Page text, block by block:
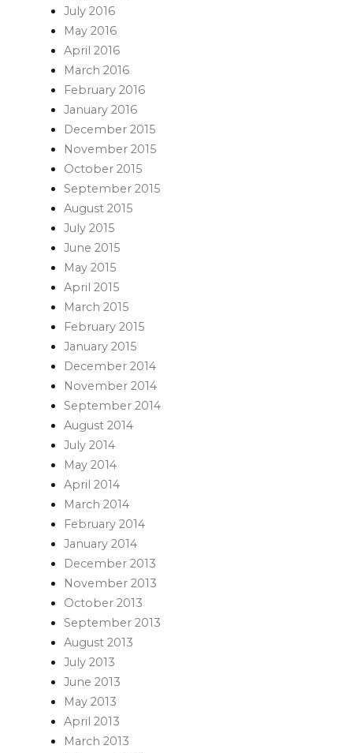
July 2016
May 2016
April 2016
March 2016
February 2016
January 2016
December 2015
November 2015
October 2015
September 2015
August 2015
July 2015
June 2015
May 2015
April 2015
March 2015
February 2015
January 2015
December 2014
November 2014
September 2014
August 2014
July 2014
May 2014
April 2014
March 2014
February 2014
January 2014
December 2013
November 2013
October 2013
September 2013
August 2013
July 2013
June 2013
May 2013
April 2013
March 2013